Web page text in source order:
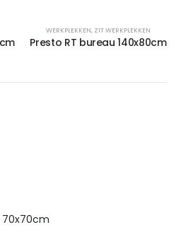
WERKPLEKKEN, ZIT WERKPLEKKEN
Presto RT bureau 140x80cm